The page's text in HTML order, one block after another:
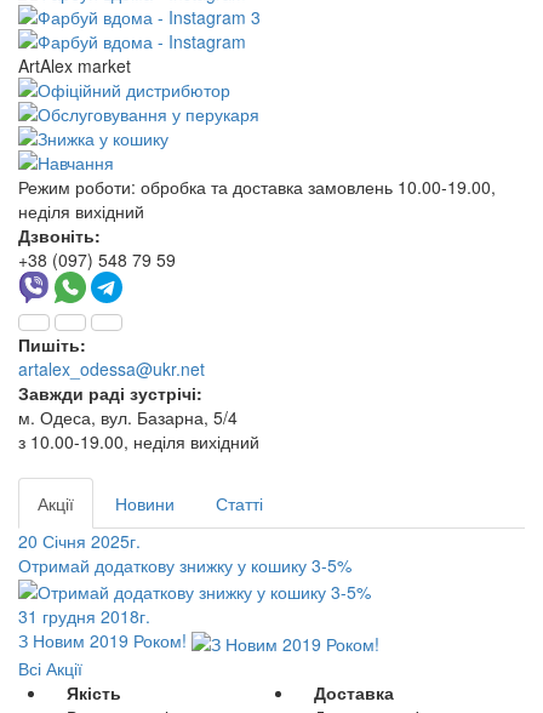
ArtAlex market
Режим роботи: обробка та доставка замовлень 10.00-19.00,
неділя вихідний
Дзвоніть:
+38 (097) 548 79 59
Пишіть:
artalex_odessa@ukr.net
Завжди раді зустрічі:
м. Одеса, вул. Базарна, 5/4
з 10.00-19.00, неділя вихідний
Акції Новини
Статті
20 Січня 2025г.
Отримай додаткову знижку у кошику 3-5%
31 грудня 2018г.
З Новим 2019 Роком!
Всі Акції
Якість
Доставка